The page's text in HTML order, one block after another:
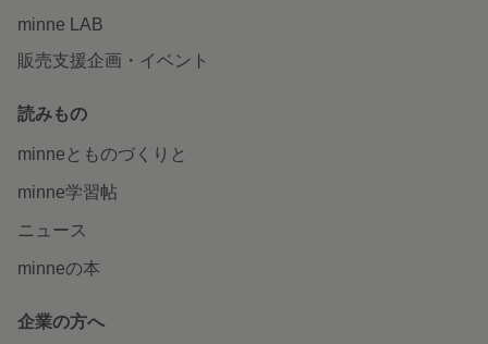
minne LAB
販売支援企画・イベント
読みもの
minneとものづくりと
minne学習帖
ニュース
minneの本
企業の方へ